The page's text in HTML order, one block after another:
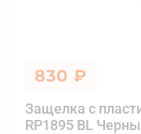
830 ₽
Защелка с
RP1895 BL